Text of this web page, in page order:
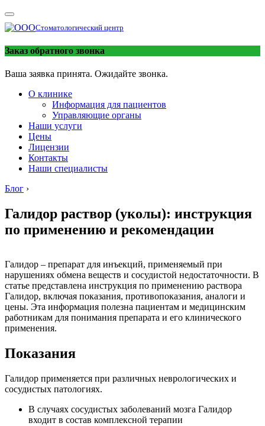
Стоматологический центр
Заказ обратного звонка
Ваша заявка принята. Ожидайте звонка.
О клинике
Информация для пациентов
Управляющие органы
Наши услуги
Цены
Лицензии
Контакты
Наши специалисты
Блог ›
Галидор раствор (уколы): инструкция
по применению и рекомендации
Галидор – препарат для инъекций, применяемый при
нарушениях обмена веществ и сосудистой недостаточности. В
статье представлена инструкция по применению раствора
Галидор, включая показания, противопоказания, аналоги и
цены. Эта информация полезна пациентам и медицинским
работникам для понимания препарата и его клинического
применения.
Показания
Галидор применяется при различных неврологических и
сосудистых патологиях.
В случаях сосудистых заболеваний мозга Галидор
входит в состав комплексной терапии